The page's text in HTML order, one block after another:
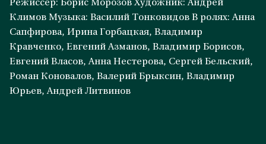
Режиссер: Борис Морозов Художник: Андрей
Климов Музыка: Василий Тонковидов В ролях: Анна
Сапфирова, Ирина Горбацкая, Владимир
Кравченко, Евгений Азманов, Владимир Борисов,
Евгений Власов, Анна Нестерова, Сергей Бельский,
Роман Коновалов, Валерий Брыксин, Владимир
Юрьев, Андрей Литвинов